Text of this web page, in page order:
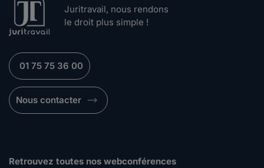
Juritravail, nous rendons
le droit plus simple !
01 75 75 36 00
Nous contacter
Retrouvez toutes nos webconférences